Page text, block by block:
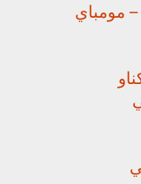
مومباي